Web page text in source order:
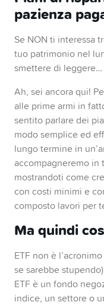
Anche il volume
un’impennata,
euro . E la
suggeriscono
di risparmio ETF
milioni, conun
raggiungerà i
Perché gli ETFs
commissioni
diversificazione
FOMO, solo
denaro.
pazienza
Se NON ti interessa
tuo patrimonio nel
smettere di leggere…
Ah, sei ancora qui!
alle prime armi in
sentito parlare dei
modo semplice ed
lungo termine in
accompagneremo in
mostrandoti come
con costi minimi e
composto lavori per
Ma quindi
ETF non è
se sarebbe
ETF è un fondo
indice, un settore o